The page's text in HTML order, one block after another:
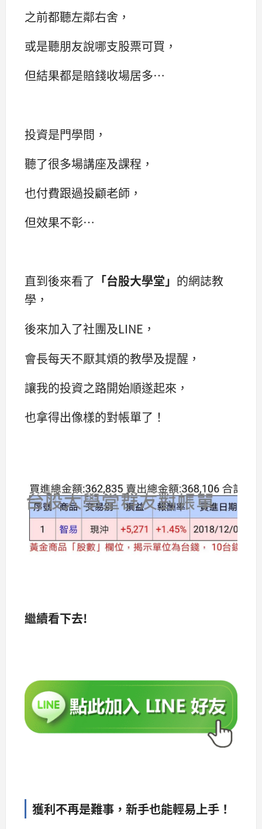
之前都聽左鄰右舍，
或是聽朋友說哪支股票可買，
但結果都是賠錢收場居多…
投資是門學問，
聽了很多場講座及課程，
也付費跟過投顧老師，
但效果不彰…
直到後來看了 「台股大學堂」 的網誌教
學，
後來加入了社團及LINE，
會長每天不厭其煩的教學及提醒，
讓我的投資之路開始順遂起來，
也拿得出像樣的對帳單了！
繼續看下去!
獲利不再是難事，新手也能輕易上手！